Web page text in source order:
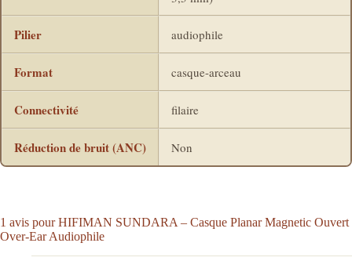
Pilier audiophile
Format casque-arceau
Connectivité filaire
Réduction de bruit (ANC) Non
1 avis pourHIFIMAN SUNDARA – Casque Planar Magnetic Ouvert
Over-Ear Audiophile